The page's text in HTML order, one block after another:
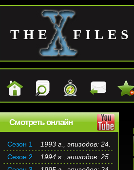
THE FILES
Смотреть онлайн
Сезон 1
1993 г., эпизодов: 24.
Сезон 2
1994 г., эпизодов: 25